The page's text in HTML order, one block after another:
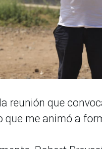
reunión que
me animó a